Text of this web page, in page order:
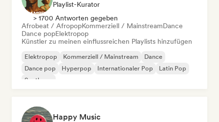
Playlist-Kurator
> 1700 Antworten gegeben
Afrobeat / AfropopKommerziell / MainstreamDance
Dance popElektropop
Künstler zu meinen einflussreichen Playlists hinzufügen
Elektropop Kommerziell / Mainstream
Dance
Dance pop
Hyperpop Internationaler Pop
Latin Pop
Synthpop
Happy Music